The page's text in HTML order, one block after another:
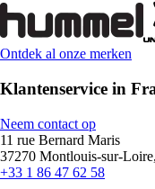
Ontdek al onze merken
Klantenservice in
Neem contact op
11 rue Bernard Maris
37270 Montlouis-sur-
+33 1 86 47 62 58